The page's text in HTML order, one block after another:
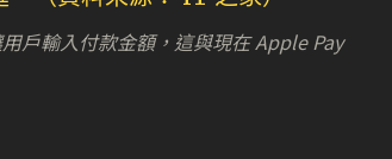
戶輸入付款金額，這與現在 Apple Pay